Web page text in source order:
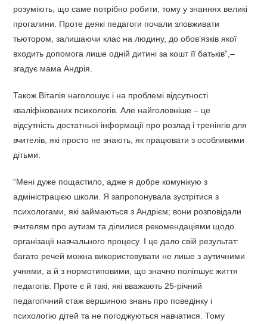
розуміють, що саме потрібно робити, тому у знаннях великі
прогалини. Проте деякі педагоги почали зловживати
тьютором, залишаючи клас на людину, до обов’язків якої
входить допомога лише одній дитині за кошт її батьків”,–
згадує мама Андрія.
Також Віталія наголошує і на проблемі відсутності
кваліфікованих психологів. Але найголовніше – це
відсутність достатньої інформації про розлад і тренінгів для
вчителів, які просто не знають, як працювати з особливими
дітьми:
“Мені дуже пощастило, адже я добре комунікую з
адміністрацією школи. Я запропонувала зустрітися з
психологами, які займаються з Андрієм; вони розповідали
вчителям про аутизм та ділилися рекомендаціями щодо
організації навчального процесу. І це дало свій результат:
багато речей можна використовувати не лише з аутичними
учнями, а й з нормотиповими, що значно поліпшує життя
педагогів. Проте є й такі, які вважають 25-річний
педагогічний стаж вершиною знань про поведінку і
психологію дітей та не погоджуються навчатися. Тому